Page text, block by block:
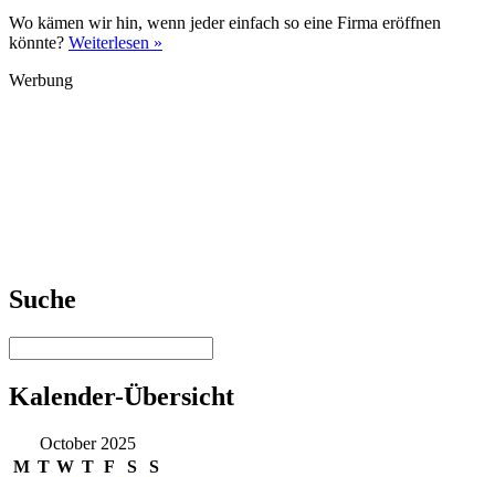
Wo kämen wir hin, wenn jeder einfach so eine Firma eröffnen
könnte? Weiterlesen »
Werbung
Suche
Kalender-Übersicht
October 2025
M T W T F S
S